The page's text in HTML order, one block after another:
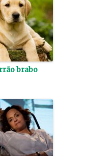
brabo